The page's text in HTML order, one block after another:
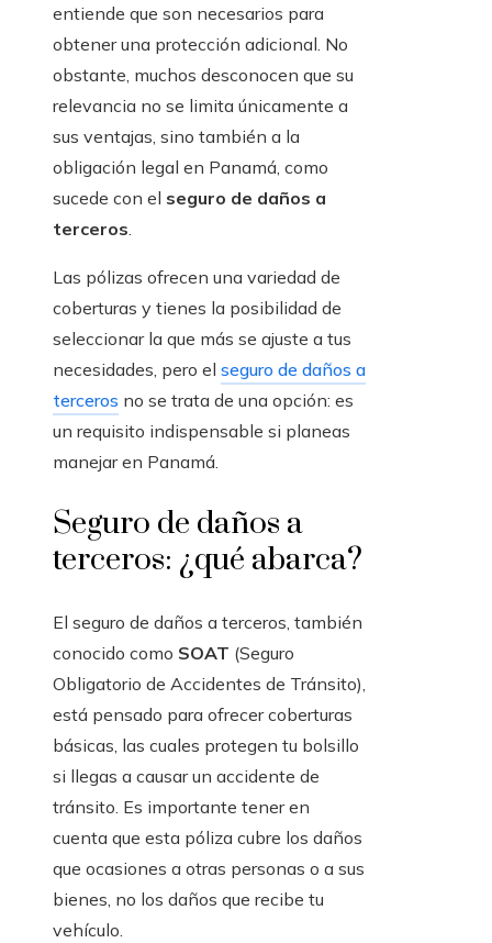
entiende que son necesarios para
obtener una protección adicional. No
obstante, muchos desconocen que su
relevancia no se limita únicamente a
sus ventajas, sino también a la
obligación legal en Panamá, como
sucede con el seguro de daños a
terceros.
Las pólizas ofrecen una variedad de
coberturas y tienes la posibilidad de
seleccionar la que más se ajuste a tus
necesidades, pero el seguro de daños a
terceros no se trata de una opción: es
un requisito indispensable si planeas
manejar en Panamá.
Seguro de daños a
terceros: ¿qué abarca?
El seguro de daños a terceros, también
conocido como SOAT (Seguro
Obligatorio de Accidentes de Tránsito),
está pensado para ofrecer coberturas
básicas, las cuales protegen tu bolsillo
si llegas a causar un accidente de
tránsito. Es importante tener en
cuenta que esta póliza cubre los daños
que ocasiones a otras personas o a sus
bienes, no los daños que recibe tu
vehículo.